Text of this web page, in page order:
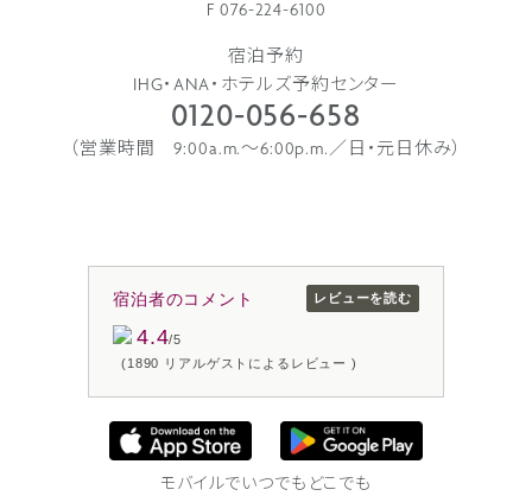
F 076-224-6100
宿泊予約
IHG・ANA・ホテルズ予約センター
0120-056-658
（営業時間 9:00a.m.〜6:00p.m.／日・元日休み）
宿泊者のコメント
4.4/5
(1890 リアルゲストによるレビュー )
レビューを読む
モバイルでいつでもどこでも